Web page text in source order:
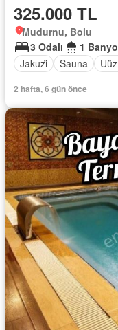
325.000 TL
Mudurnu, Bolu
3 Odalı
1 Banyo
Jakuzi̇
Sauna
2 hafta, 6 gün önce